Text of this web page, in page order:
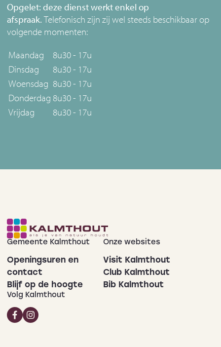
Opgelet: deze dienst werkt enkel op
afspraak.Telefonisch zijn zij wel steeds beschikbaar op
volgende momenten:
Maandag
8u30 - 17u
Dinsdag
8u30 - 17u
Woensdag 8u30 - 17u
Donderdag 8u30 - 17u
Vrijdag
8u30 - 17u
Gemeente Kalmthout
Openingsuren en
contact
Blijf op de hoogte
Onze websites
Visit Kalmthout
Club Kalmthout
Bib Kalmthout
Volg Kalmthout